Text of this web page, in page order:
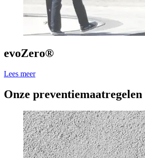
evoZero®
Lees meer
Onze p